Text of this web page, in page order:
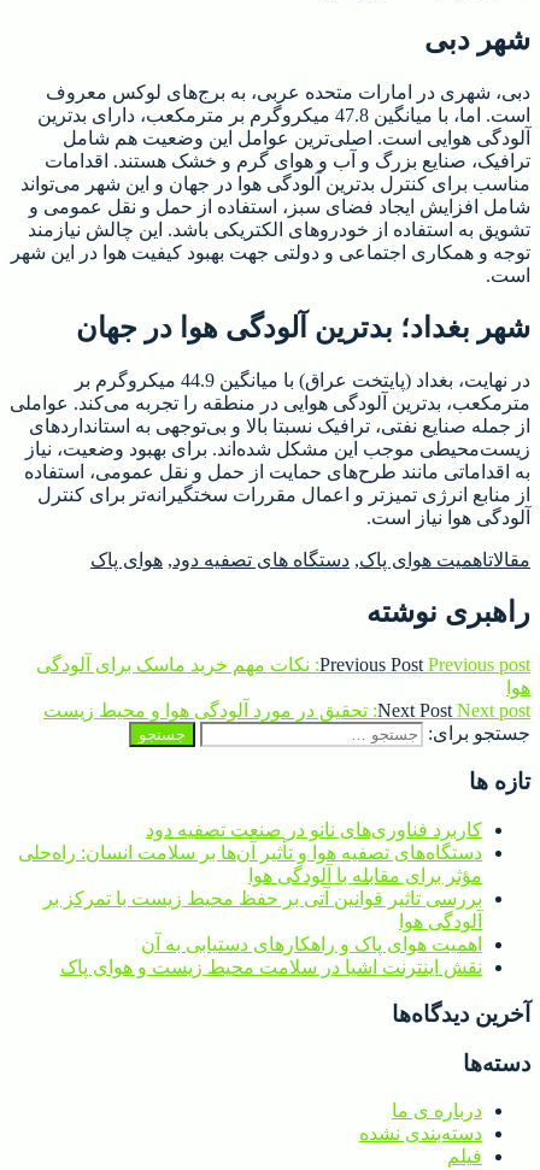
شهر دبی
دبی، شهری در امارات متحده عربی، به برج‌های لوکس معروف
است. اما، با میانگین 47.8 میکروگرم بر مترمکعب، دارای بدترین
آلودگی هوایی است. اصلی‌ترین عوامل این وضعیت هم شامل
ترافیک، صنایع بزرگ و آب و هوای گرم و خشک هستند. اقدامات
مناسب برای کنترل بدترین آلودگی هوا در جهان و این شهر می‌تواند
شامل افزایش ایجاد فضای سبز، استفاده از حمل و نقل عمومی و
تشویق به استفاده از خودروهای الکتریکی باشد. این چالش نیازمند
توجه و همکاری اجتماعی و دولتی جهت بهبود کیفیت هوا در این شهر
است.
شهر بغداد؛ بدترین آلودگی هوا در جهان
در نهایت، بغداد (پایتخت عراق) با میانگین 44.9 میکروگرم بر
مترمکعب، بدترین آلودگی هوایی در منطقه را تجربه می‌کند. عواملی
از جمله صنایع نفتی، ترافیک نسبتا بالا و بی‌توجهی به استانداردهای
زیست‌محیطی موجب این مشکل شده‌اند. برای بهبود وضعیت، نیاز
به اقداماتی مانند طرح‌های حمایت از حمل و نقل عمومی، استفاده
از منابع انرژی تمیزتر و اعمال مقررات سختگیرانه‌تر برای کنترل
آلودگی هوا نیاز است.
مقالاتاهمیت هوای پاک, دستگاه های تصفیه دود, هوای پاک
راهبری نوشته
Previous Post Previous post:
نکات مهم خرید ماسک برای آلودگی
هوا
Next Post Next post:
تحقیق در مورد آلودگی هوا و محیط زیست
جستجو برای:
تازه ها
کاربرد فناوری‌های نانو در صنعت تصفیه دود
دستگاه‌های تصفیه هوا و تأثیر آن‌ها بر سلامت انسان: راه‌حلی
مؤثر برای مقابله با آلودگی هوا
بررسی تاثیر قوانین آتی بر حفظ محیط زیست با تمرکز بر
آلودگی هوا
اهمیت هوای پاک و راهکارهای دستیابی به آن
نقش اینترنت اشیا در سلامت محیط زیست و هوای پاک
آخرین دیدگاه‌ها
دسته‌ها
درباره ی ما
دسته‌بندی نشده
فیلم